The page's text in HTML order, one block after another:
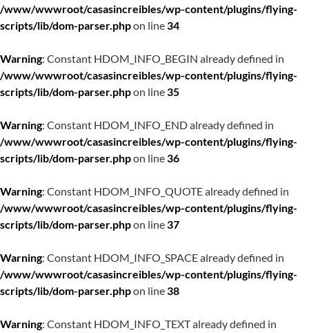
/www/wwwroot/casasincreibles/wp-content/plugins/flying-
scripts/lib/dom-parser.phpon line34
Warning: Constant HDOM_INFO_BEGIN already defined in
/www/wwwroot/casasincreibles/wp-content/plugins/flying-
scripts/lib/dom-parser.phpon line35
Warning: Constant HDOM_INFO_END already defined in
/www/wwwroot/casasincreibles/wp-content/plugins/flying-
scripts/lib/dom-parser.phpon line36
Warning: Constant HDOM_INFO_QUOTE already defined in
/www/wwwroot/casasincreibles/wp-content/plugins/flying-
scripts/lib/dom-parser.phpon line37
Warning: Constant HDOM_INFO_SPACE already defined in
/www/wwwroot/casasincreibles/wp-content/plugins/flying-
scripts/lib/dom-parser.phpon line38
Warning: Constant HDOM_INFO_TEXT already defined in